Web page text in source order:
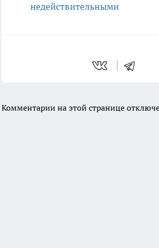
недействительными
Комментарии на этой странице